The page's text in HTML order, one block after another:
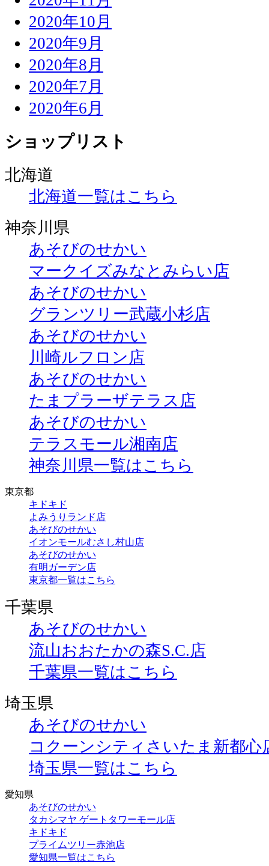
2020年10月
2020年9月
2020年8月
2020年7月
2020年6月
ショップリスト
北海道
北海道一覧はこちら
神奈川県
あそびのせかい
マークイズみなとみらい店
あそびのせかい
グランツリー武蔵小杉店
あそびのせかい
川崎ルフロン店
あそびのせかい
たまプラーザテラス店
あそびのせかい
テラスモール湘南店
神奈川県一覧はこちら
東京都
キドキド
よみうりランド店
あそびのせかい
イオンモールむさし村山店
あそびのせかい
有明ガーデン店
東京都一覧はこちら
千葉県
あそびのせかい
流山おおたかの森S.C.店
千葉県一覧はこちら
埼玉県
あそびのせかい
コクーンシティさいたま新都心
埼玉県一覧はこちら
愛知県
あそびのせかい
タカシマヤ ゲートタワーモール店
キドキド
プライムツリー赤池店
愛知県一覧はこちら